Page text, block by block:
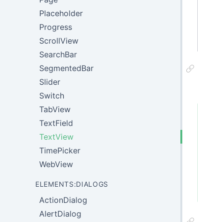
Placeholder
Progress
ScrollView
SearchBar
SegmentedBar
Slider
Switch
TabView
TextField
TextView
TimePicker
WebView
ELEMENTS:DIALOGS
ActionDialog
AlertDialog